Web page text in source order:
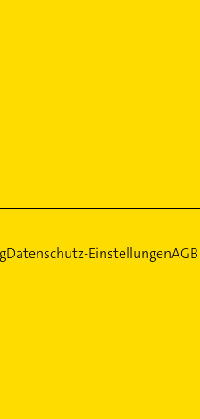
Datenschutz-EinstellungenAGB